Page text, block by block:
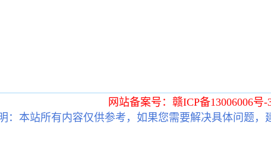
网站备案号：赣ICP备13006006号-
：本站所有内容仅供参考，如果您需要解决具体问题，